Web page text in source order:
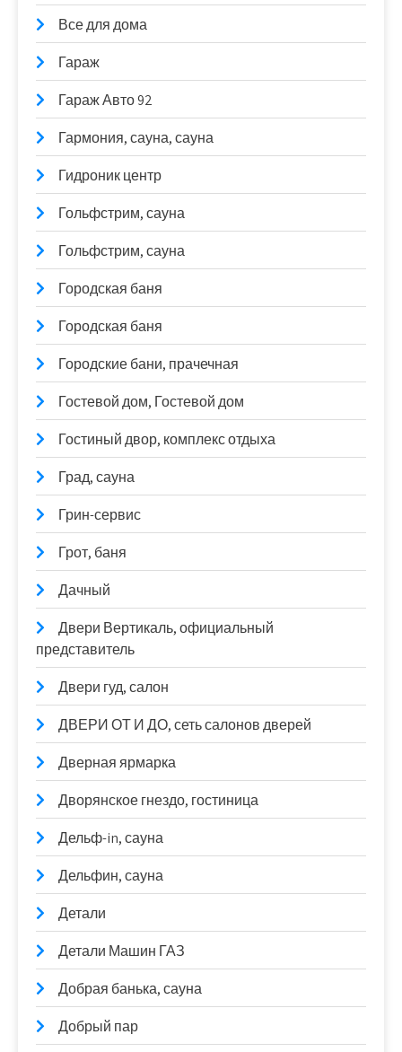
Все для дома
Гараж
Гараж Авто 92
Гармония, сауна, сауна
Гидроник центр
Гольфстрим, сауна
Гольфстрим, сауна
Городская баня
Городская баня
Городские бани, прачечная
Гостевой дом, Гостевой дом
Гостиный двор, комплекс отдыха
Град, сауна
Грин-сервис
Грот, баня
Дачный
Двери Вертикаль, официальный
представитель
Двери гуд, салон
ДВЕРИ ОТ И ДО, сеть салонов дверей
Дверная ярмарка
Дворянское гнездо, гостиница
Дельф-in, сауна
Дельфин, сауна
Детали
Детали Машин ГАЗ
Добрая банька, сауна
Добрый пар